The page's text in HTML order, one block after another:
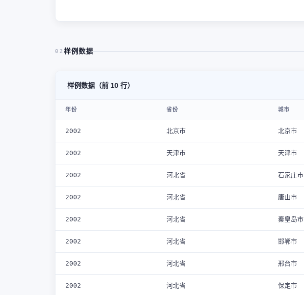
02 样例数据
样例数据（前 10 行）
年份 省份 城市
2002 北京市 北京市
2002 天津市 天津市
2002 河北省 石家庄市
2002 河北省 唐山市
2002 河北省 秦皇岛市
2002 河北省 邯郸市
2002 河北省 邢台市
2002 河北省 保定市